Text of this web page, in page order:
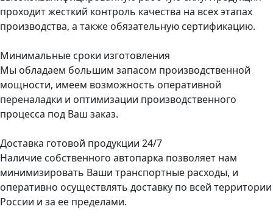
проходит жесткий контроль качества на всех этапах
производства, а также обязательную сертификацию.
Минимальные сроки изготовления
Мы обладаем большим запасом производственной
мощности, имеем возможность оперативной
переналадки и оптимизации производственного
процесса под Ваш заказ.
Доставка готовой продукции 24/7
Наличие собственного автопарка позволяет нам
минимизировать Ваши транспортные расходы, и
оперативно осуществлять доставку по всей территории
России и за ее пределами.